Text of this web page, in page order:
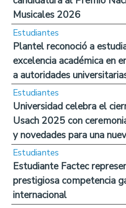
Musicales 2026
Estudiantes
Plantel reconoció a
excelencia académica en
a autoridades
Estudiantes
Universidad celebra el
Usach 2025 con
y novedades para una
Estudiantes
Estudiante Factec
prestigiosa competencia
internacional